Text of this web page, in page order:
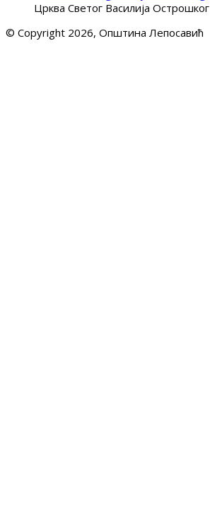
Црква Светог Василија Острошког
© Copyright 2026, Општина Лепосавић